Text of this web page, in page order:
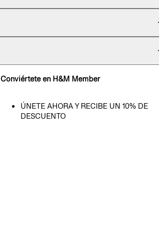
Conviértete en H&M Member
ÚNETE AHORA Y RECIBE UN 10% DE
DESCUENTO